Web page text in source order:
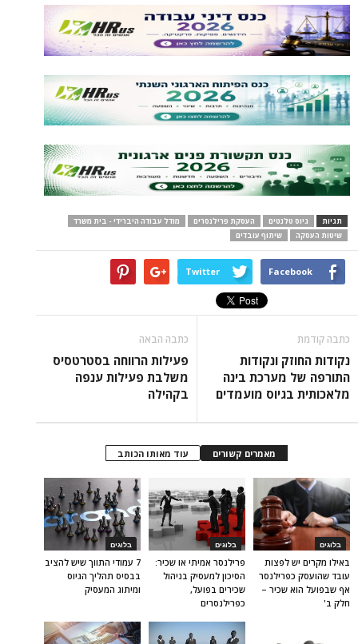
תגיות גיוס טלנטים העסקת פרילנסרים
מודל עבודה היברידי - בית משרד
שיטות העסקה
שיתוף עובדים
Facebook
Twitter
כתבה קודמת
נקודות החוזק ונקודות
התורפה של מערכת בינה
מלאכותית בגיוס מועמדים
כתבה הבאה
פעילות הרווחה בסטרטסיס
משלבת פעילות ענפה
בקהילה
מאמרים קשורים עוד מאותו הכותב
בלוגים
7 עמודי התווך שיש להציב
בבסיס תהליך הגיוס
ומיתוג המעסיק
בלוגים
פרילנסר אמיתי או שכיר:
הסיכון למעסיק בניהול
שכירים בפועל,
כפרילנסרים
בלוגים
באילו מקרים יש לפצות
עובד שהועסק כפרילנסר
אף שבפועל הוא שכיר –
חלק ב'